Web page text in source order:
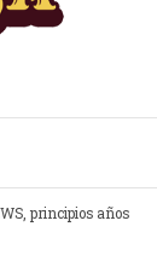
principios años